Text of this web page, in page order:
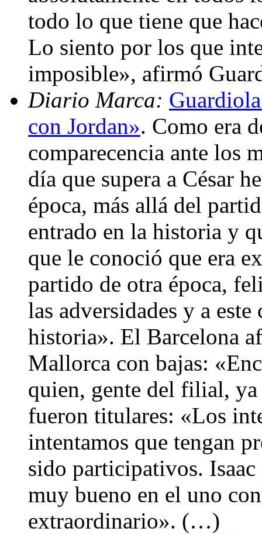
todo lo que tiene que
Lo siento por los que
imposible», afirmó
Diario Marca:
con Jordan». Como era
comparecencia ante los
día que supera a César
época, más allá del
entrado en la historia y
que le conoció que era
partido de otra época,
las adversidades y a
historia». El Barcelona
Mallorca con bajas:
quien, gente del filial,
fueron titulares: «Los
intentamos que tengan
sido participativos. Isaac
muy bueno en el uno
extraordinario». (…)